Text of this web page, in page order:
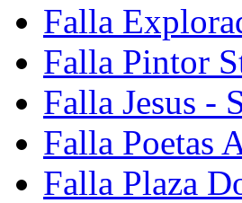
Falla
Falla Pintor
Falla Jesus -
Falla Poetas
Falla Plaza